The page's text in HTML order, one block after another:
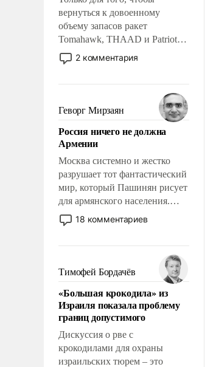
вернуться к довоенному
объему запасов ракет
Tomahawk, THAAD и Patriot
США потребуется более трех
лет. Даже небольшая война с
Сложившаяся ситуация
означает многолетний период
уязвимости США, например,
перед Китаем.
2 комментария
Геворг Мирзаян
Россия ничего не должна
Армении
Москва системно и жестко
разрушает тот фантастический
мир, который Пашинян рисует
для армянского населения.
Мир, где политические
прожекты будут безусловно
налогоплательщиков и где
Еревану за свои поступки не
нужно отвечать.
18 комментариев
Тимофей Бордачёв
«Большая крокодила» из
Израиля показала проблему
границ допустимого
Дискуссия о рве с
крокодилами для охраны
израильских тюрем – это